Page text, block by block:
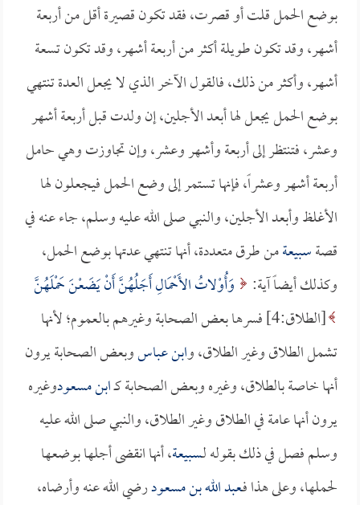
بوضع الحمل قلت أو قصرت، فقد تكون قصيرة أقل من أربعة
أشهر، وقد تكون طويلة أكثر من أربعة أشهر، وقد تكون تسعة
أشهر، وأكثر من ذلك، فالقول الآخر الذي لا يجعل العدة تنتهي
بوضع الحمل يجعل لها أبعد الأجلين، إن ولدت قبل أربعة أشهر
وعشر، فتنتظر إلى أربعة وأشهر وعشر، وإن تجاوزت وهي حامل
أربعة أشهر وعشراً، فإنها تستمر إلى وضع الحمل فيجعلون لها
الأغلظ وأبعد الأجلين، والنبي صلى الله عليه وسلم، جاء عنه في
قصةسبيعةمن طرق متعددة، أنها تنتهي عدتها بوضع الحمل،
وكذلك أيضاً آية:
وَأُوْلاتُ الأَحْمَالِ أَجَلُهُنَّ أَنْ يَضَعْنَ حَمْلَهُنَّ
[الطلاق:4] فسرها بعض الصحابة وغيرهم بالعموم؛ لأنها
تشمل الطلاق وغير الطلاق، وابن عباسوبعض الصحابة يرون
أنها خاصة بالطلاق، وغيره وبعض الصحابة كـابن مسعودوغيره
يرون أنها عامة في الطلاق وغير الطلاق، والنبي صلى الله عليه
وسلم فصل في ذلك بقوله لـسبيعة، أنها انقضى أجلها بوضعها
لحملها، وعلى هذا فـعبد الله بن مسعودرضي الله عنه وأرضاه،